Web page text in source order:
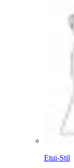
Etui-Stil